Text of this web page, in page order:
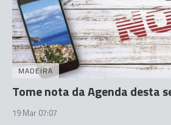
MADEIRA
Tome nota da Agenda desta
19 Mar 07:07